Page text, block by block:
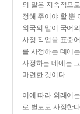
의 말은 지속적으
정해 주어야 할 뿐
외국의 말이 국어
사정 작업을 표준
를 사정하는 데에
사정하는 데에는
마련한 것이다.
이에 따라 외래어
로 별도로 사정한